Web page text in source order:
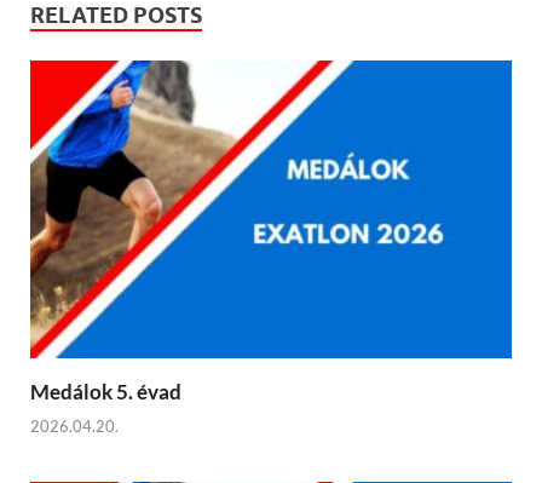
RELATED POSTS
Medálok 5. évad
2026.04.20.